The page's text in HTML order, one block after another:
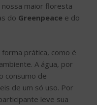
maior floresta
do Greenpeace e do
prática, como é
A água, por
consumo de
de um só uso. Por
leve sua